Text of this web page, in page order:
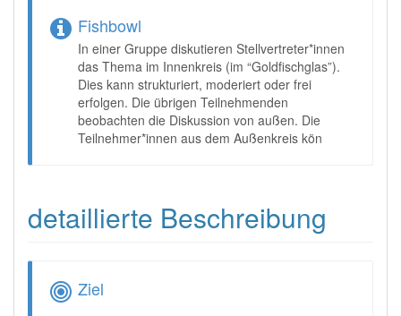
Fishbowl
In einer Gruppe diskutieren Stellvertreter*innen
das Thema im Innenkreis (im “Goldfischglas”).
Dies kann strukturiert, moderiert oder frei
erfolgen. Die übrigen Teilnehmenden
beobachten die Diskussion von außen. Die
Teilnehmer*innen aus dem Außenkreis kön
detaillierte Beschreibung
Ziel